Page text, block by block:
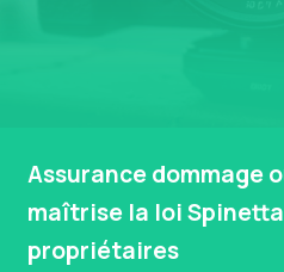
Assurance dommage
maîtrise la loi
propriétaires